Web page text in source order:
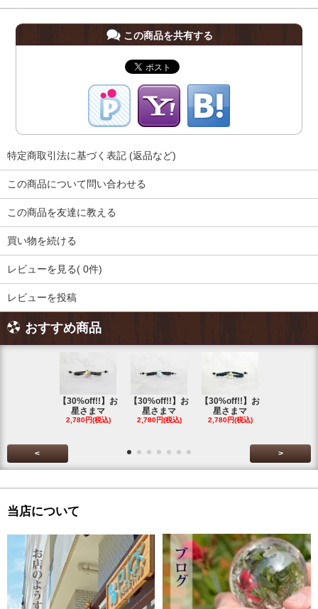
この商品を共有する
特定商取引法に基づく表記 (返品など)
この商品について問い合わせる
この商品を友達に教える
買い物を続ける
レビューを見る( 0件)
レビューを投稿
おすすめ商品
【30%off!!】お
星さまマ
2,780円(税込)
【30%off!!】お
星さまマ
2,780円(税込)
【30%off!!】お
星さまマ
2,780円(税込)
< >
当店について